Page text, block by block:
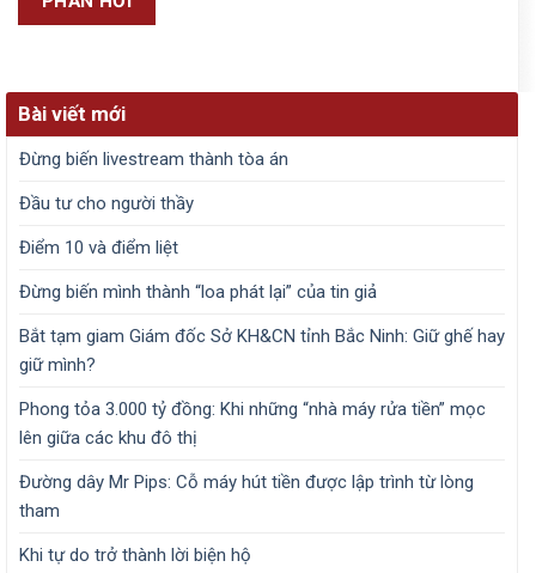
Bài viết mới
Đừng biến livestream thành tòa án
Đầu tư cho người thầy
Điểm 10 và điểm liệt
Đừng biến mình thành “loa phát lại” của tin giả
Bắt tạm giam Giám đốc Sở KH&CN tỉnh Bắc Ninh: Giữ ghế hay
giữ mình?
Phong tỏa 3.000 tỷ đồng: Khi những “nhà máy rửa tiền” mọc
lên giữa các khu đô thị
Đường dây Mr Pips: Cỗ máy hút tiền được lập trình từ lòng
tham
Khi tự do trở thành lời biện hộ